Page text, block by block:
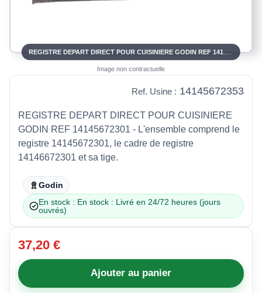
Image non contractuelle
Ref. Usine : 14145672353
REGISTRE DEPART DIRECT POUR CUISINIERE
GODIN REF 14145672301 - L'ensemble comprend le
registre 14145672301, le cadre de registre
14146672301 et sa tige.
Godin
En stock : En stock : Livré en 24/72 heures (jours
ouvrés)
37,20 €
Ajouter au panier